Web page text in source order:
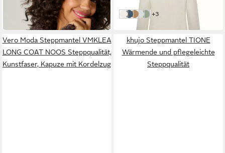
Ärmeln
ab 68,99 € UVP79,99 €
-14%
Reverskragen
119,95 €
Off White
Dusty Blue
camelfarben
Ice Blue
Smokey Mint
weitere Farben:
+3
Vero Moda Steppmantel VMKLEA
LONG COAT NOOS Steppqualität,
Kunstfaser, Kapuze mit Kordelzug
khujo Steppmantel TIONE
Wärmende und pflegeleichte
Steppqualität